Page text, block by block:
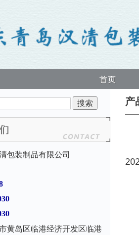
首页
包装制品有限公司
黄岛区临港经济开发区临港
产